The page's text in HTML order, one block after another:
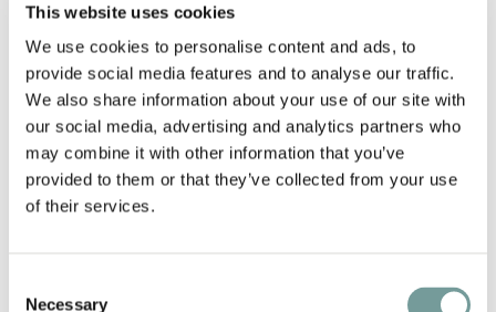
This website uses cookies
We use cookies to personalise content and ads, to
provide social media features and to analyse our traffic.
We also share information about your use of our site with
our social media, advertising and analytics partners who
may combine it with other information that you’ve
provided to them or that they’ve collected from your use
of their services.
Necessary